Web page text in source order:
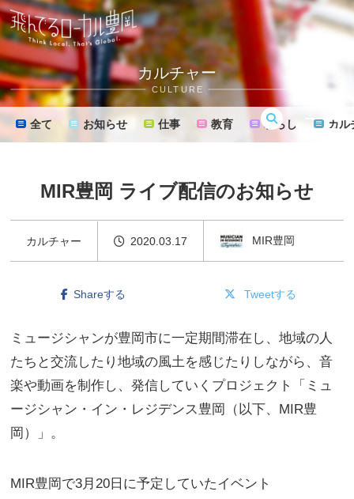
カルチャー
CULTURE
全て お知らせ 仕事 教育 暮らし カル
MIR豊岡 ライブ配信のお知らせ
カルチャー 2020.03.17 MIR豊岡
Shareする Tweetする
ミュージシャンが豊岡市に一定期間滞在し、地域の人
たちと交流したり地域の風土を感じたりしながら、音
楽や動画を制作し、発信していくプロジェクト「ミュ
ージシャン・イン・レジデンス豊岡（以下、MIR豊
岡）」。
MIR豊岡で3月20日に予定していたイベント